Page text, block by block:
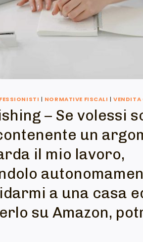
| NORMATIVE FISCALI |VENDITA
– Se volessi
un
il mio lavoro,
a una casa
su Amazon,